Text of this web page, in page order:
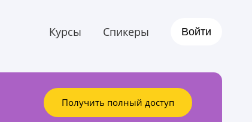
Курсы Спикеры Войти
Получить полный доступ